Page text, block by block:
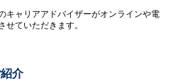
キャリアアドバイザーがオンラインや電
せていただきます。
介